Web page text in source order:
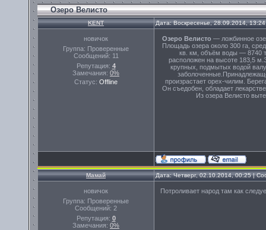
Озеро Велисто
KENT Дата: Воскресенье, 28.09.2014,
новичок
Группа: Проверенные
Сообщений: 11
Репутация: 4
Замечания: 0%
Статус: Offline
Озеро Велисто — ложбинное
Площадь озера около 300 га,
кв. км, объём воды — 8740
расположен на высоте 183,5
крупных, подмытых водой
произрастает орех-чилим.
Он съедобен, обладает
Из озера Велисто
Мамай Дата: Четверг, 02.10.2014, 00:25 |
новичок
Группа: Проверенные
Сообщений: 2
Репутация: 0
Замечания: 0%
Потроливает народ там как